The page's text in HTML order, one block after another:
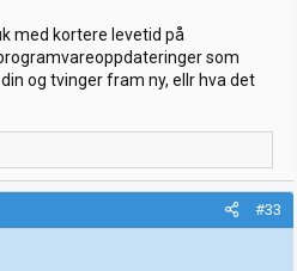
med kortere levetid på
som
og tvinger fram ny, ellr hva det
#33